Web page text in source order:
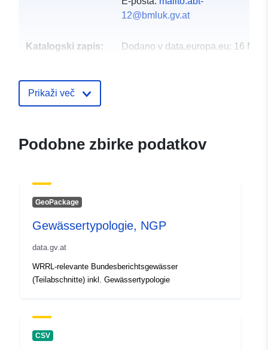
12@bmluk.gv.at
Katalogski zapis: Dodano v data.europa.eu: 16 May
uriRef:
Prikaži več
Podobne zbirke podatkov
GeoPackage
Gewässertypologie, NGP
data.gv.at
WRRL-relevante Bundesberichtsgewässer
(Teilabschnitte) inkl. Gewässertypologie
CSV